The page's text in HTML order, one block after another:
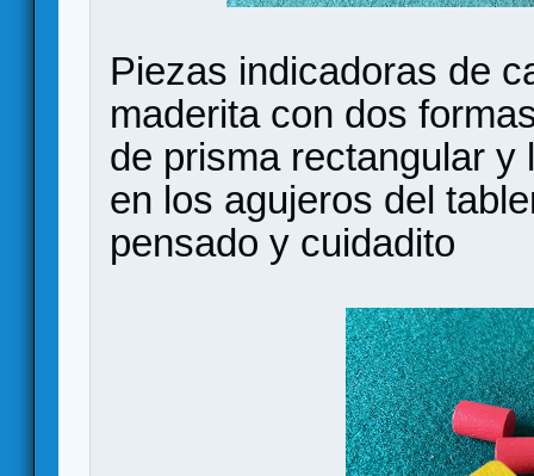
Piezas indicadoras de
maderita con dos
de prisma rectangular
en los agujeros del
pensado y cuidadito